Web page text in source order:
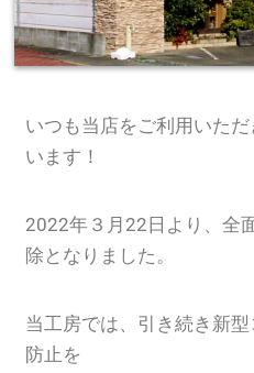
いつも当店をご利用いた
います！
2022年３月22日より、全
除となりました。
当工房では、引き続き新
防止を